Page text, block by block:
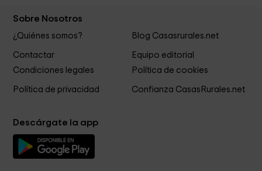
Sobre Nosotros
¿Quiénes somos? Blog Casasrurales.net
Contactar
Equipo editorial
Condiciones legales
Política de cookies
Política de privacidad Confianza CasasRurales.net
Descárgate la app